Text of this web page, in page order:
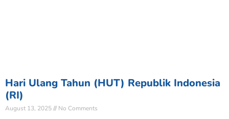
Hari Ulang Tahun (HUT) Republik Indonesia
(RI)
August 13, 2025 No Comments